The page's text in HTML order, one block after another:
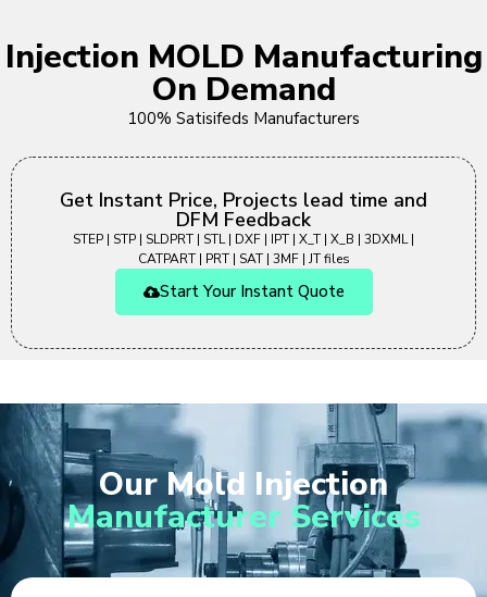
Injection MOLD Manufacturing
On Demand
100% Satisifeds Manufacturers
Get Instant Price, Projects lead time and
DFM Feedback
STEP | STP | SLDPRT | STL | DXF | IPT | X_T | X_B | 3DXML |
CATPART | PRT | SAT | 3MF | JT files
Start Your Instant Quote
Our Mold Injection
Manufacturer Services